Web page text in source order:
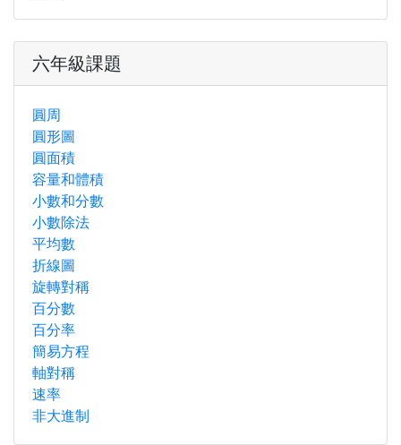
六年級課題
圓周
圓形圖
圓面積
容量和體積
小數和分數
小數除法
平均數
折線圖
旋轉對稱
百分數
百分率
簡易方程
軸對稱
速率
非大進制